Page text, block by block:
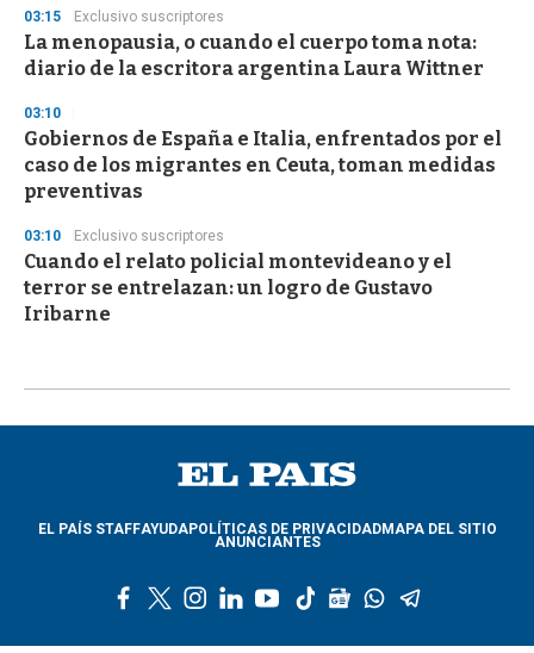
03:15 Exclusivo suscriptores
La menopausia, o cuando el cuerpo toma nota:
diario de la escritora argentina Laura Wittner
03:10
Gobiernos de España e Italia, enfrentados por el
caso de los migrantes en Ceuta, toman medidas
preventivas
03:10 Exclusivo suscriptores
Cuando el relato policial montevideano y el
terror se entrelazan: un logro de Gustavo
Iribarne
EL PAÍS STAFFAYUDAPOLÍTICAS DE PRIVACIDADMAPA DEL SITIO
ANUNCIANTES
c
w
i
s
l
n
y
u
t
k
g
o
w
a
l